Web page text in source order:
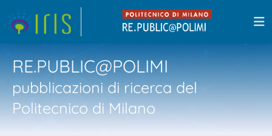
RE.PUBLIC@POLIMI
pubblicazioni di ricerca del
Politecnico di Milano